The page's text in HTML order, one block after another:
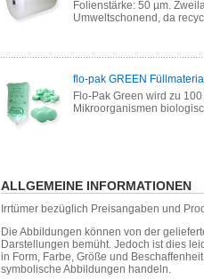
Folienstärke: 50 µm.
Umweltschonend, da
flo-pak GREEN
Flo-Pak Green wird zu
Mikroorganismen
ALLGEMEINE INFORMATIONEN
Irrtümer bezüglich Preisangaben und
Die Abbildungen können von der
Darstellungen bemüht. Jedoch ist dies
in Form, Farbe, Größe und
symbolische Abbildungen handeln.